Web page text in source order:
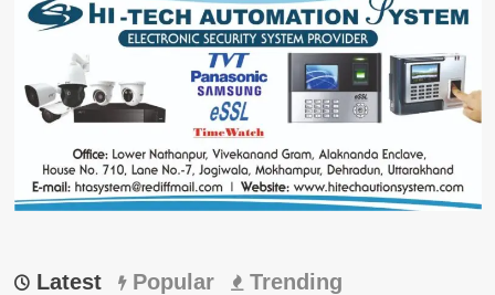
Latest Popular Trending